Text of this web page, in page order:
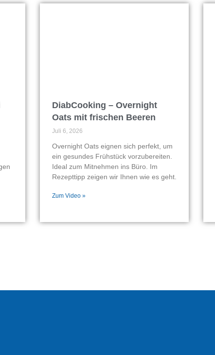
DiabCooking – Overnight
Oats mit frischen Beeren
Juli 6, 2026
Overnight Oats eignen sich perfekt, um
ein gesundes Frühstück vorzubereiten.
Ideal zum Mitnehmen ins Büro. Im
Rezepttipp zeigen wir Ihnen wie es geht.
Zum Video »